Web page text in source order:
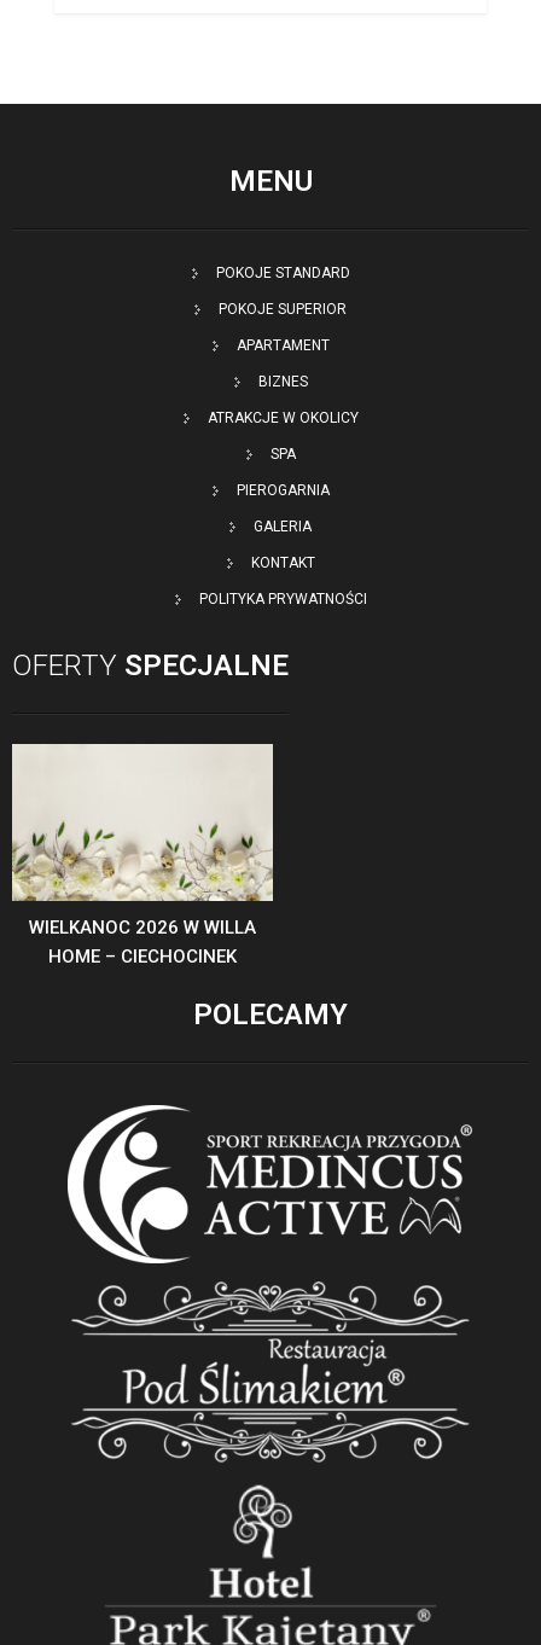
MENU
POKOJE STANDARD
POKOJE SUPERIOR
APARTAMENT
BIZNES
ATRAKCJE W OKOLICY
SPA
PIEROGARNIA
GALERIA
KONTAKT
POLITYKA PRYWATNOŚCI
OFERTY SPECJALNE
WIELKANOC 2026 W WILLA
HOME – CIECHOCINEK
POLECAMY